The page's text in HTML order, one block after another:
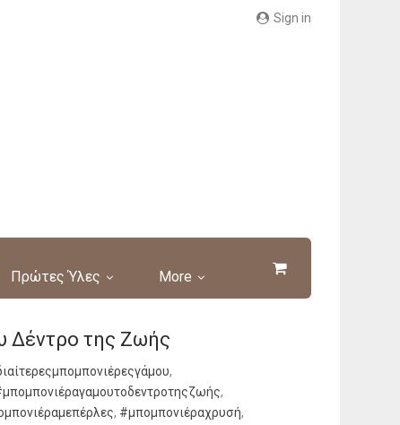
Sign in
Πρώτες Ύλες More
Δέντρο της Ζωής
,
,
, #μπομπονιέραχρυσή,